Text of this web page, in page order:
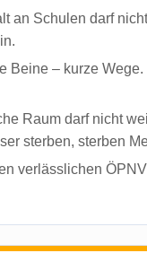
an Schulen darf
Beine – kurze
Raum darf nicht
sterben, sterben
verlässlichen